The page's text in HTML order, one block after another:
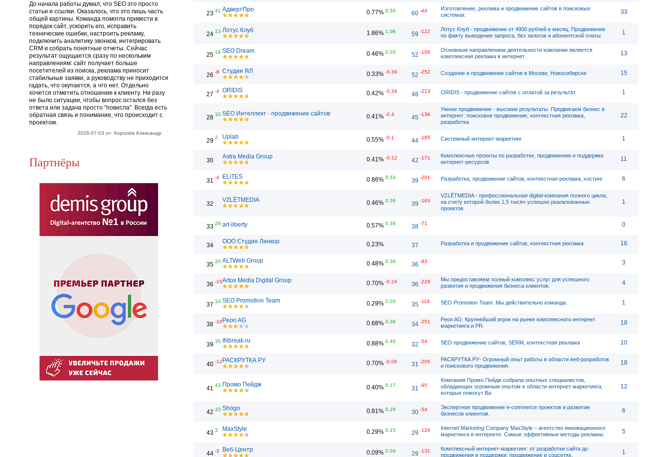
До начала работы думал, что SEO это просто
статьи и ссылки. Оказалось, что это лишь часть
общей картины. Команда помогла привести в
порядок сайт, ускорить его, исправить
технические ошибки, настроить рекламу,
подключить аналитику звонков, интегрировать
CRM и собрать понятные отчеты. Сейчас
результат ощущается сразу по нескольким
направлениям: сайт получает больше
посетителей из поиска, реклама приносит
стабильные заявки, а руководству не приходится
гадать, что окупается, а что нет. Отдельно
хочется отметить отношение к клиенту. Ни разу
не было ситуации, чтобы вопрос остался без
ответа или задача просто "повисла". Всегда есть
обратная связь и понимание, что происходит с
проектом.
2026-07-03 от: Королёв Александр
Партнёры
23 41 АдвертПро 0.77% 0.56 60 -44
Изготовление, реклама и продвижение сайтов в поисковых
системах.
33
24 13 Лотус Клуб 1.86% 1.08 59 -122
Лотус Клуб - продвижение от 4900 рублей в месяц. Продвижение
по факту выведения запроса, без залогов и абонентской платы.
1
25 18 SEO Dream 0.46% 0.05 52 -106
Основным направлением деятельности компании является
комплексная реклама в интернет
13
26 -8 Студия ЯЛ 0.33% -0.39 52 -252 Создание и продвижение сайтов в Москве, Новосибирске 15
27 -4 ORIDIS 0.42% -0.34 48 -213 ORIDIS - продвижение сайтов с оплатой за результат. 1
28 10 SEO Интеллект - продвижение сайтов 0.41% -0.4 45 -136
Умное продвижение - высокие результаты. Продвигаем бизнес в
интернет: поисковое продвижение, контекстная реклама,
разработка
22
29 2 Uplab 0.55% -0.1 44 -165 Системный интернет-маркетинг 1
30
Astra Media Group 0.41% -0.12 42 -171
Комплексные проекты по разработке, продвижению и поддержке
интернет-ресурсов
11
31 -4 ELiTES 0.86% 0.53 39 -201 Разработка, продвижение сайтов, контекстная реклама, хостинг 6
32
VZLЁTMEDIA 0.46% 0.36 39 -163
VZLЁTMEDIA - профессиональная digital-компания полного цикла,
на счету которой более 1,5 тысяч успешно реализованных
проектов.
1
33 28 art-liberty 0.57% 0.39 38 -71 0
34
ООО Студия Линкор 0.23% 37 Разработка и продвижение сайтов, контекстная реклама 16
35 20 ALTWeb Group 0.48% 0.36 36 -83 3
36 -15Artox Media Digital Group 0.70% -0.24 36 -229
Мы предоставляем полный комплекс услуг для успешного
развития и продвижения бизнеса клиентов.
4
37 10 SEO Promotion Team 0.29% 0.03 35 -119 SEO Promotion Team. Мы действительно команда. 1
38 -18 Peon AG 0.68% 0.38 34 -251
Peon AG: Крупнейший игрок на рынке комплексного интернет
маркетинга и PR.
18
39 35 INbreak.ru 0.88% 0.46 32 -54 SEO продвижение сайтов, SERM, контекстная реклама 10
40 -12 РАСКРУТКА.РУ 0.70% -0.06 31 -205
РАСКРУТКА.РУ- Огромный опыт работы в области веб-разработок
и поискового продвижения.
18
41 43 Промо Пейдж 0.40% 0.17 31 -45
Компания Промо Пейдж собрала опытных специалистов,
обладающих огромным опытом в области интернет маркетинга,
которые помогут Ва
12
42 33 Shogo 0.81% 0.29 30 -54
Экспертное продвижение e-commerce проектов и развитие
бизнесов клиентов.
6
43 3 MaxStyle 0.29% 0.15 29 -126
Internet Marketing Company MaxStyle – агентство инновационного
маркетинга в интернете. Самые эффективные методы рекламы.
5
44 -3 Веб-Центр 0.09% 0.04 29 -131
Комплексный интернет-маркетинг: от разработки сайта до
продвижения и поддержки; продвижение в соцсетях.
1